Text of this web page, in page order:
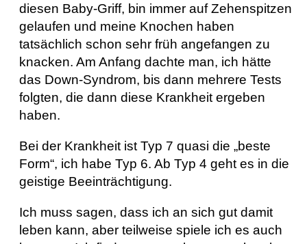
diesen Baby-Griff, bin immer auf Zehenspitzen
gelaufen und meine Knochen haben
tatsächlich schon sehr früh angefangen zu
knacken. Am Anfang dachte man, ich hätte
das Down-Syndrom, bis dann mehrere Tests
folgten, die dann diese Krankheit ergeben
haben.
Bei der Krankheit ist Typ 7 quasi die „beste
Form“, ich habe Typ 6. Ab Typ 4 geht es in die
geistige Beeinträchtigung.
Ich muss sagen, dass ich an sich gut damit
leben kann, aber teilweise spiele ich es auch